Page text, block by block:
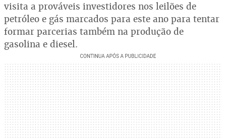
visita a prováveis investidores nos leilões de
petróleo e gás marcados para este ano para tentar
formar parcerias também na produção de
gasolina e diesel.